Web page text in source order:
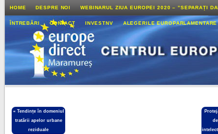
HOME DESPRE NOI WEBINARUL ZIUA EUROPEI 2020 – ”SEPARAȚI
ÎNTREBĂRI CONTACT INVESTNV ALEGERILE
« Tendințe în domeniul
tratării apelor urbane
reziduale